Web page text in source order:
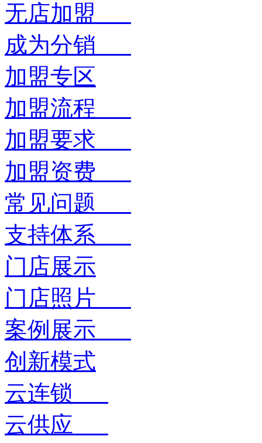
无店加盟
成为分销
加盟专区
加盟流程
加盟要求
加盟资费
常见问题
支持体系
门店展示
门店照片
案例展示
创新模式
云连锁
云供应